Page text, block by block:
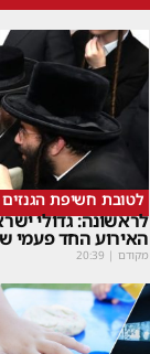
לטובת חשיפת הגנזים
לראשונה: גדולי
האירוע החד פעמי
מקודם |
20:39